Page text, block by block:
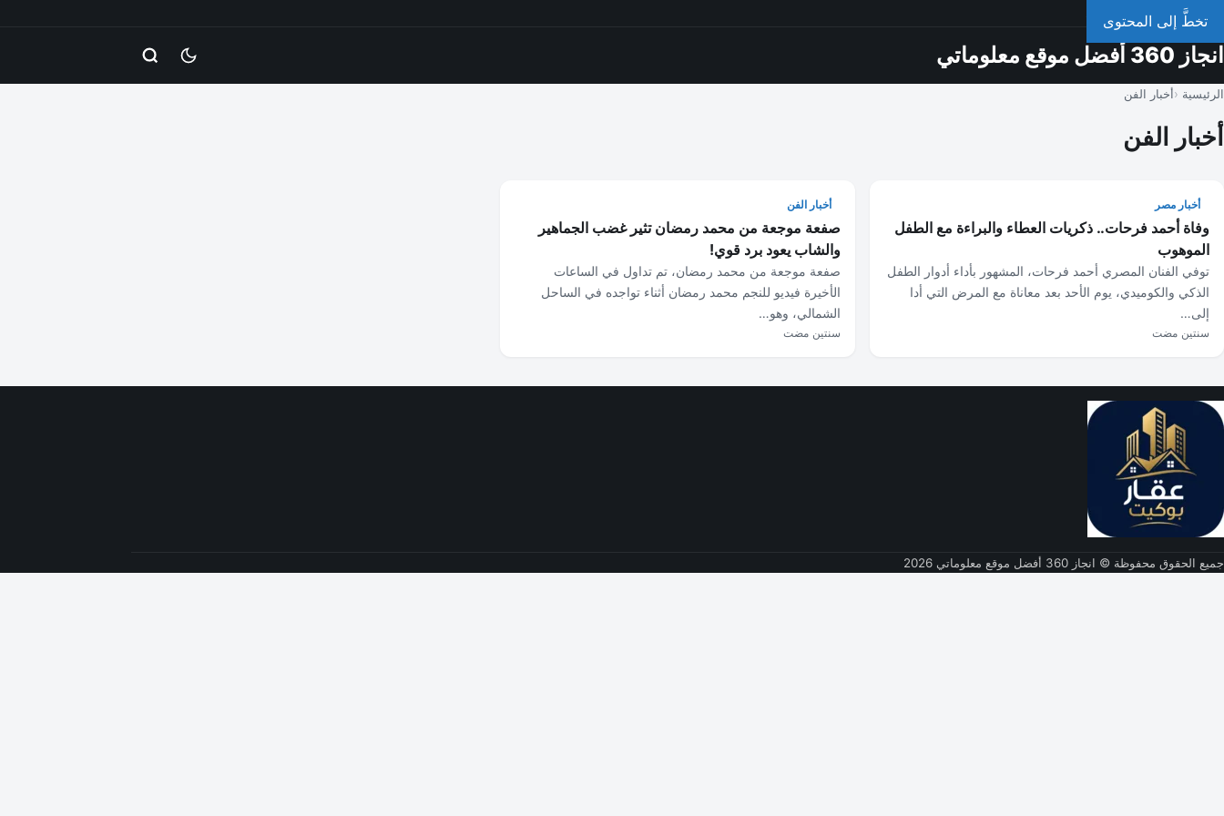
تخطَّ إلى المحتوى
الخميس، 6 أغسطس 2026
انجاز 360 أفضل موقع معلوماتي
الرئيسية أخبار الفن
أخبار الفن
أخبار مصر
وفاة أحمد فرحات.. ذكريات العطاء والبراءة مع الطفل
الموهوب
توفي الفنان المصري أحمد فرحات، المشهور بأداء أدوار الطفل
الذكي والكوميدي، يوم الأحد بعد معاناة مع المرض التي أدا
إلى…
سنتين مضت
أخبار الفن
صفعة موجعة من محمد رمضان تثير غضب الجماهير
والشاب يعود برد قوي!
صفعة موجعة من محمد رمضان، تم تداول في الساعات
الأخيرة فيديو للنجم محمد رمضان أثناء تواجده في الساحل
الشمالي، وهو…
سنتين مضت
جميع الحقوق محفوظة © انجاز 360 أفضل موقع معلوماتي 2026